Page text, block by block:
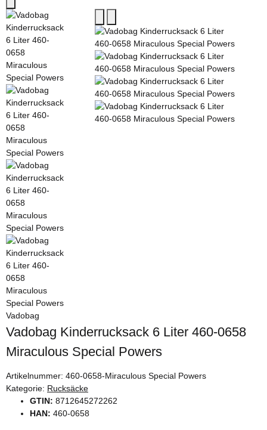
Vadobag
Vadobag Kinderrucksack 6 Liter 460-0658
Miraculous Special Powers
Artikelnummer: 460-0658-Miraculous Special Powers
Kategorie: Rucksäcke
GTIN: 8712645272262
HAN: 460-0658